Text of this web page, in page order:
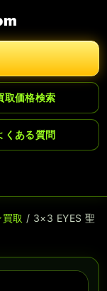
取価格検索
くある質問
取 / 3×3 EYES 聖